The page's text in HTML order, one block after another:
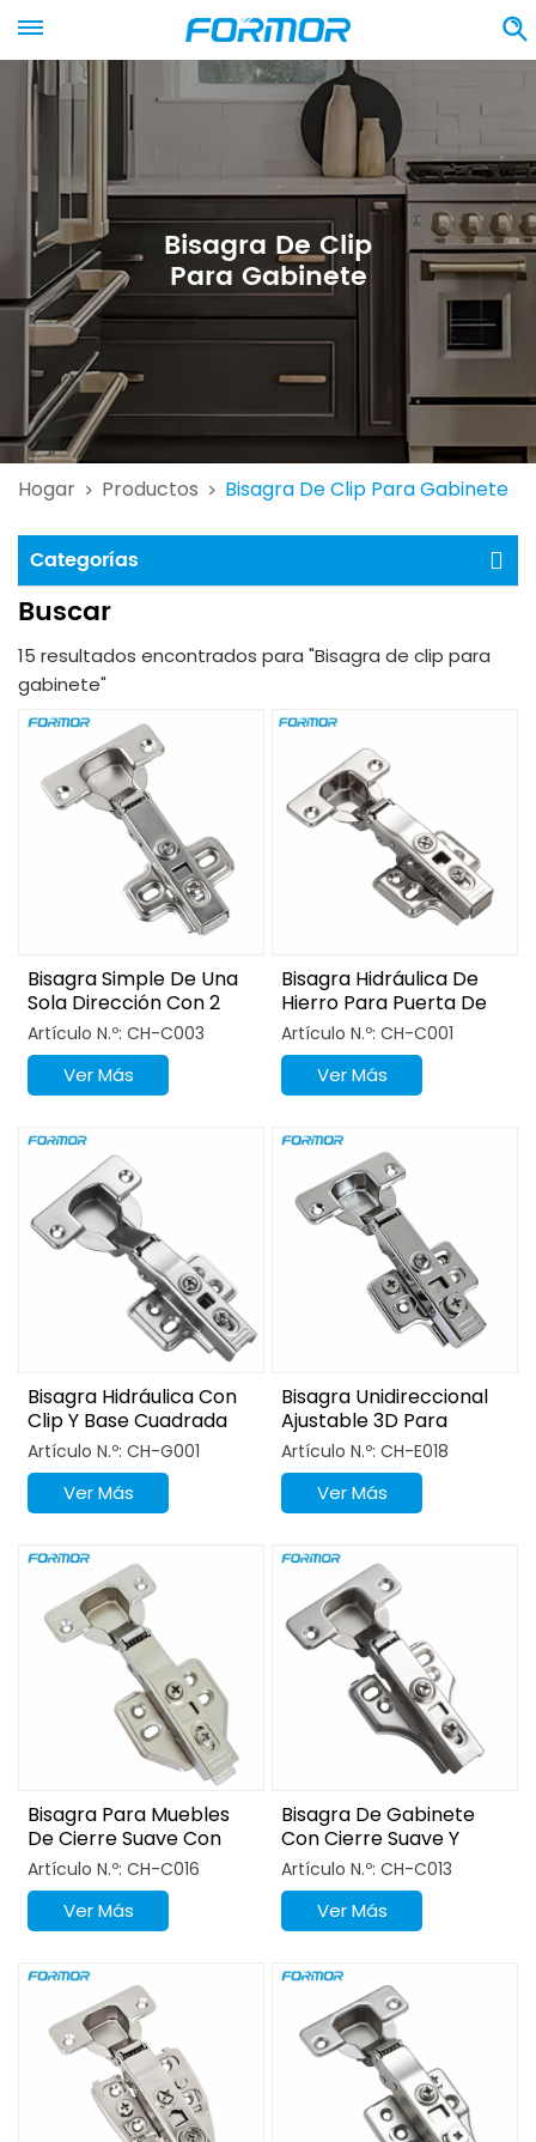
Bisagra De Clip
Para Gabinete
Hogar > Productos > Bisagra De Clip Para Gabinete
Categorías
Buscar
15 resultados encontrados para "Bisagra de clip para
gabinete"
Bisagra Simple De Una
Sola Dirección Con 2
Clavos Y 2 Agujeros.
Artículo N.º: CH-C003
Ver Más
Bisagra Hidráulica De
Hierro Para Puerta De
Armario De Cocina
Artículo N.º: CH-C001
Ver Más
Bisagra Hidráulica Con
Clip Y Base Cuadrada
De Cierre Suave De
Copa De 40 Mm
Artículo N.º: CH-G001
Ver Más
Bisagra Unidireccional
Ajustable 3D Para
Muebles De Cocina
Artículo N.º: CH-E018
Ver Más
Bisagra Para Muebles
De Cierre Suave Con
Base De Montaje
Triangular
Artículo N.º: CH-C016
Ver Más
Bisagra De Gabinete
Con Cierre Suave Y
Base De Avión Con
Gancho
Artículo N.º: CH-C013
Ver Más